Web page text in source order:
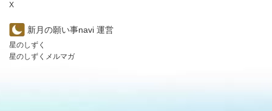
X
新月の願い事navi 運営
星のしずく
星のしずくメルマガ